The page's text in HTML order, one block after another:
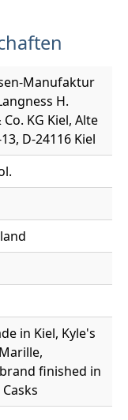
Manufaktur
H.
KG Kiel, Alte
D-24116 Kiel
in Kiel, Kyle's
finished in